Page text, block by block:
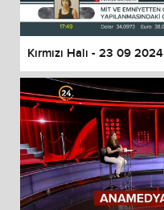
Kırmızı Halı - 23 09 2024